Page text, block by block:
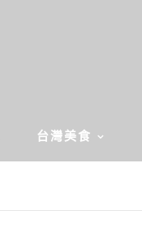
台灣美食